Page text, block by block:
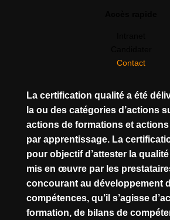
Contact
La certification qualité a été
la ou des catégories d’actions
actions de formations et
par apprentissage. La
pour objectif d’attester la
mis en œuvre par les
concourant au développement
compétences, qu’il s’agisse
formation, de bilans de